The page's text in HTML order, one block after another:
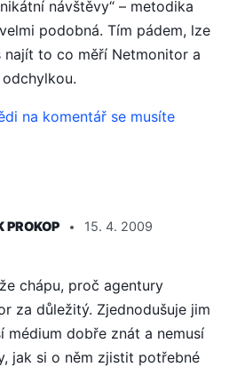
návštěvy“ – metodika
podobná. Tím pádem, lze
najít to co měří Netmonitor a
na komentář se musíte
PROKOP
15. 4. 2009
chápu, proč agentury
za důležitý. Zjednodušuje jim
médium dobře znát a nemusí
jak si o něm zjistit potřebné